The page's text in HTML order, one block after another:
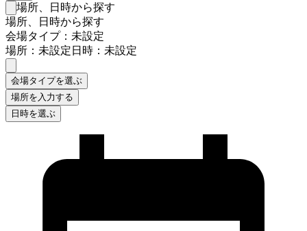
検索フォームを閉じる
場所、日時から探す
場所、日時から探す
会場タイプ：未設定
場所：未設定日時：未設定
会場タイプを選ぶ
場所を入力する
日時を選ぶ